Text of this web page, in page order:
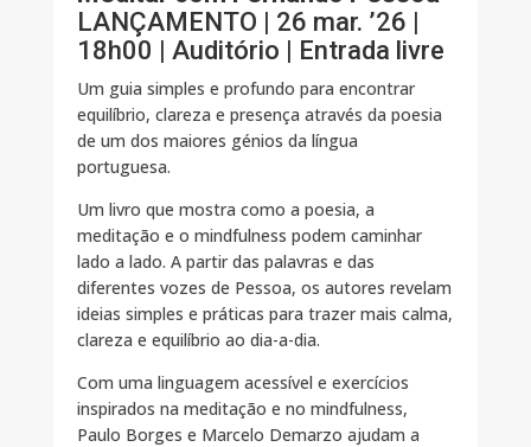
LANÇAMENTO | 26 mar. ’26 |
18h00 | Auditório | Entrada livre
Um guia simples e profundo para encontrar
equilíbrio, clareza e presença através da poesia
de um dos maiores génios da língua
portuguesa.
Um livro que mostra como a poesia, a
meditação e o mindfulness podem caminhar
lado a lado. A partir das palavras e das
diferentes vozes de Pessoa, os autores revelam
ideias simples e práticas para trazer mais calma,
clareza e equilíbrio ao dia-a-dia.
Com uma linguagem acessível e exercícios
inspirados na meditação e no mindfulness,
Paulo Borges e Marcelo Demarzo ajudam a